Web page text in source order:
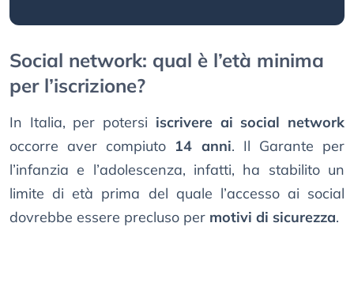
Social network: qual è l’età minima
per l’iscrizione?
In Italia, per potersi iscrivere ai social network
occorre aver compiuto 14 anni. Il Garante per
l’infanzia e l’adolescenza, infatti, ha stabilito un
limite di età prima del quale l’accesso ai social
dovrebbe essere precluso per motivi di sicurezza.